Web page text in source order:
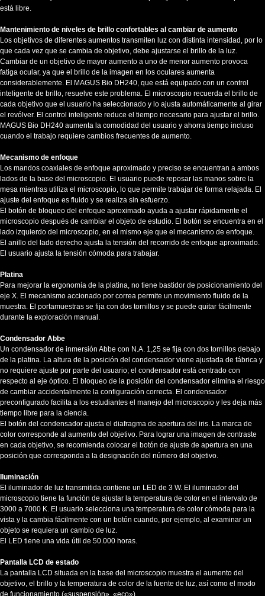
está libre.
Mantenimiento de niveles de brillo confortables al cambiar de aumento
Los objetivos de diferentes aumentos transmiten luz con distinta intensidad, por lo
que cada vez que se cambia de objetivo, debe ajustarse el brillo de la luz.
Cambiar de un objetivo de mayor aumento a uno de menor aumento provoca
fatiga ocular, ya que el brillo de la imagen en los oculares aumenta
considerablemente. El MAGUS Bio DH240, que está equipado con un control
inteligente de brillo, resuelve este problema. El microscopio recuerda el brillo de
cada objetivo que el usuario ha seleccionado y lo ajusta automáticamente al girar
el revólver. El control inteligente reduce el tiempo necesario para ajustar el brillo.
MAGUS Bio DH240 aumenta la comodidad del usuario y ahorra tiempo incluso
cuando el trabajo requiere cambios frecuentes de aumento.
Mecanismo de enfoque
Los mandos coaxiales de enfoque aproximado y preciso se encuentran a ambos
lados de la base del microscopio. El usuario puede reposar las manos sobre la
mesa mientras utiliza el microscopio, lo que permite trabajar de forma relajada. El
ajuste del enfoque es fluido y se realiza sin esfuerzo.
El botón de bloqueo del enfoque aproximado ayuda a ajustar rápidamente el
microscopio después de cambiar el objeto de estudio. El botón se encuentra en el
lado izquierdo del microscopio, en el mismo eje que el mecanismo de enfoque.
El anillo del lado derecho ajusta la tensión del recorrido de enfoque aproximado.
El usuario ajusta la tensión cómoda para trabajar.
Platina
Para mejorar la ergonomía de la platina, no tiene bastidor de posicionamiento del
eje X. El mecanismo accionado por correa permite un movimiento fluido de la
muestra. El portamuestras se fija con dos tornillos y se puede quitar fácilmente
durante la exploración manual.
Condensador Abbe
Un condensador de inmersión Abbe con N.A. 1,25 se fija con dos tornillos debajo
de la platina. La altura de la posición del condensador viene ajustada de fábrica y
no requiere ajuste por parte del usuario; el condensador está centrado con
respecto al eje óptico. El bloqueo de la posición del condensador elimina el riesgo
de cambiar accidentalmente la configuración correcta. El condensador
preconfigurado facilita a los estudiantes el manejo del microscopio y les deja más
tiempo libre para la ciencia.
El botón del condensador ajusta el diafragma de apertura del iris. La marca de
color corresponde al aumento del objetivo. Para lograr una imagen de contraste
en cada objetivo, se recomienda colocar el botón de ajuste de apertura en una
posición que corresponda a la designación del número del objetivo.
Iluminación
El iluminador de luz transmitida contiene un LED de 3 W. El iluminador del
microscopio tiene la función de ajustar la temperatura de color en el intervalo de
3000 a 7000 K. El usuario selecciona una temperatura de color cómoda para la
vista y la cambia fácilmente con un botón cuando, por ejemplo, al examinar un
objeto se requiera un cambio de luz.
El LED tiene una vida útil de 50.000 horas.
Pantalla LCD de estado
La pantalla LCD situada en la base del microscopio muestra el aumento del
objetivo, el brillo y la temperatura de color de la fuente de luz, así como el modo